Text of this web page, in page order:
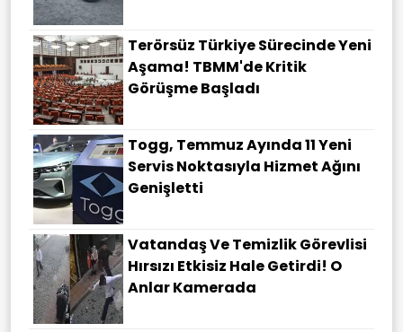
Terörsüz Türkiye Sürecinde Yeni
Aşama! TBMM'de Kritik
Görüşme Başladı
Togg, Temmuz Ayında 11 Yeni
Servis Noktasıyla Hizmet Ağını
Genişletti
Vatandaş Ve Temizlik Görevlisi
Hırsızı Etkisiz Hale Getirdi! O
Anlar Kamerada